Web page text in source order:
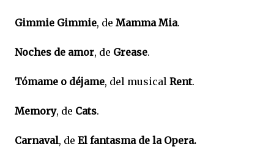
Gimmie Gimmie, de Mamma Mia.
Noches de amor, de Grease.
Tómame o déjame, del musical Rent.
Memory, de Cats.
Carnaval, de El fantasma de la Opera.